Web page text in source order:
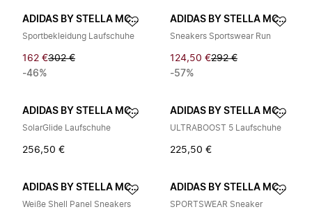
ADIDAS BY STELLA MCCARTNEY
Sportbekleidung Laufschuhe
162 €302 €
-46%
ADIDAS BY STELLA MCCARTNEY
Sneakers Sportswear Run
124,50 €292 €
-57%
ADIDAS BY STELLA MCCARTNEY
SolarGlide Laufschuhe
256,50 €
ADIDAS BY STELLA MCCARTNEY
ULTRABOOST 5 Laufschuhe
225,50 €
ADIDAS BY STELLA MCCARTNEY
Weiße Shell Panel Sneakers
ADIDAS BY STELLA MCCARTNEY
SPORTSWEAR Sneaker